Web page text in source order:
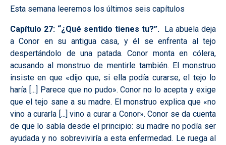
Esta semana leeremos los últimos seis capítulos
Capítulo 27: “¿Qué sentido tienes tu?”.
La abuela deja
a Conor en su antigua casa, y él se enfrenta al tejo
despertándolo de una patada. Conor monta en cólera,
acusando al monstruo de mentirle también. El monstruo
insiste en que «dijo que, si ella podía curarse, el tejo lo
haría [...] Parece que no pudo». Conor no lo acepta y exige
que el tejo sane a su madre. El monstruo explica que «no
vino a curarla [...] vino a curar a Conor». Conor se da cuenta
de que lo sabía desde el principio: su madre no podía ser
ayudada y no sobreviviría a esta enfermedad. Le ruega al